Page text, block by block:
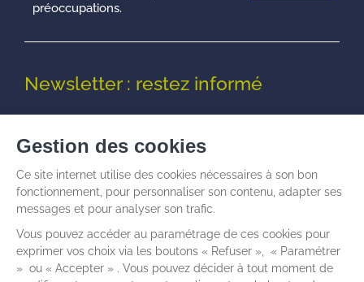
préoccupations.
Newsletter : restez informé